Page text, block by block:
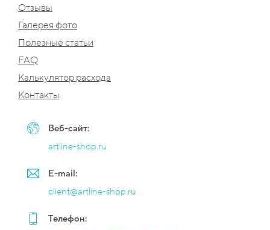
Отзывы
Галерея фото
Полезные статьи
FAQ
Калькулятор расхода
Контакты
Веб-сайт:
artline-shop.ru
E-mail:
client@artline-shop.ru
Телефон: